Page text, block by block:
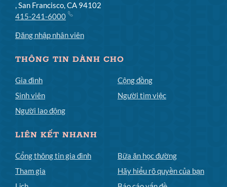
, San Francisco, CA 94102
415-241-6000
Đăng nhập nhân viên
THÔNG TIN DÀNH CHO
Gia đình
Sinh viên
Người lao động
Cộng đồng
Người tìm việc
LIÊN KẾT NHANH
Cổng thông tin gia đình
Tham gia
Bữa ăn học đường
Hãy hiểu rõ quyền của bạn